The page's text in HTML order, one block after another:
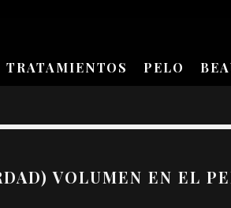
TRATAMIENTOS PELO
VOLUMEN EN EL